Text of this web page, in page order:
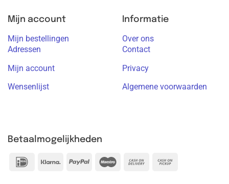
Mijn account
Mijn bestellingen
Adressen
Mijn account
Wensenlijst
Informatie
Over ons
Contact
Privacy
Algemene voorwaarden
Betaalmogelijkheden
IDeal Klarna PayPal Maestro Cash